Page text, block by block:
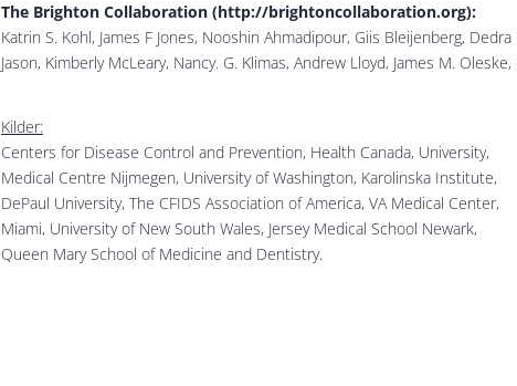
The Brighton Collaboration (http://brightoncollaboration.org):
Katrin S. Kohl, James F Jones, Nooshin Ahmadipour, Giis Bleijenberg,
Jason, Kimberly McLeary, Nancy. G. Klimas, Andrew Lloyd, James M.
Kilder:
Centers for Disease Control and Prevention, Health Canada, University,
Medical Centre Nijmegen, University of Washington, Karolinska Institute,
DePaul University, The CFIDS Association of America, VA Medical Center,
Miami, University of New South Wales, Jersey Medical School Newark,
Queen Mary School of Medicine and Dentistry.